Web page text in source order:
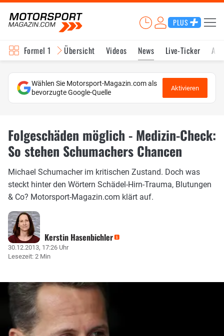
PLUS
Formel 1 Übersicht Videos News Live-Ticker
Wählen Sie Motorsport-Magazin.com als
bevorzugte Google-Quelle
Aktivieren
Folgeschäden möglich - Medizin-Check:
So stehen Schumachers Chancen
Michael Schumacher im kritischen Zustand. Doch was
steckt hinter den Wörtern Schädel-Hirn-Trauma, Blutungen
& Co? Motorsport-Magazin.com klärt auf.
Kerstin Hasenbichler
30.12.2013, 17:26 Uhr
Lesezeit: 2 Min